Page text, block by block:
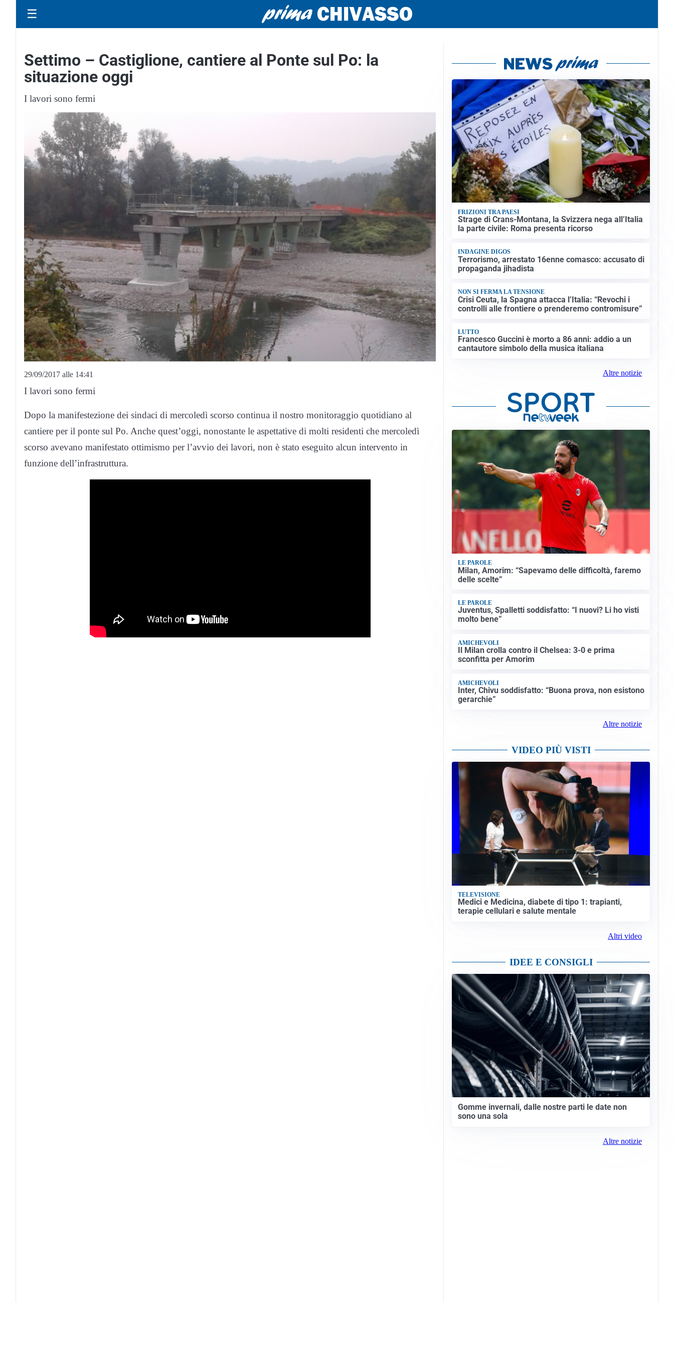
☰
Settimo – Castiglione, cantiere al Ponte sul Po: la
situazione oggi
I lavori sono fermi
29/09/2017 alle 14:41
I lavori sono fermi
Dopo la manifestezione dei sindaci di mercoledì scorso continua il nostro monitoraggio quotidiano al
cantiere per il ponte sul Po. Anche quest’oggi, nonostante le aspettative di molti residenti che mercoledì
scorso avevano manifestato ottimismo per l’avvio dei lavori, non è stato eseguito alcun intervento in
funzione dell’infrastruttura.
FRIZIONI TRA PAESI
Strage di Crans-Montana, la Svizzera nega all’Italia
la parte civile: Roma presenta ricorso
INDAGINE DIGOS
Terrorismo, arrestato 16enne comasco: accusato di
propaganda jihadista
NON SI FERMA LA TENSIONE
Crisi Ceuta, la Spagna attacca l’Italia: “Revochi i
controlli alle frontiere o prenderemo contromisure”
LUTTO
Francesco Guccini è morto a 86 anni: addio a un
cantautore simbolo della musica italiana
Altre notizie
LE PAROLE
Milan, Amorim: “Sapevamo delle difficoltà, faremo
delle scelte”
LE PAROLE
Juventus, Spalletti soddisfatto: “I nuovi? Li ho visti
molto bene”
AMICHEVOLI
Il Milan crolla contro il Chelsea: 3-0 e prima
sconfitta per Amorim
AMICHEVOLI
Inter, Chivu soddisfatto: “Buona prova, non esistono
gerarchie”
Altre notizie
VIDEO PIÙ VISTI
TELEVISIONE
Medici e Medicina, diabete di tipo 1: trapianti,
terapie cellulari e salute mentale
Altri video
IDEE E CONSIGLI
Gomme invernali, dalle nostre parti le date non
sono una sola
Altre notizie